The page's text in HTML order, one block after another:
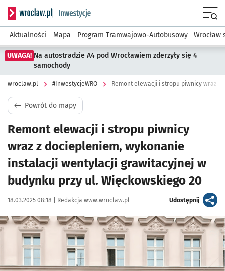
Serwis informacyjny wroclaw.pl podserwis:
Aktualności Mapa Program Tramwajowo-Autobusowy Wrocław
UWAGA! Na autostradzie A4 pod Wrocławiem zderzyły się 4
samochody
wroclaw.pl #InwestycjeWRO
Powrót do mapy
Remont elewacji i stropu piwnicy
wraz z dociepleniem, wykonanie
instalacji wentylacji grawitacyjnej w
budynku przy ul. Więckowskiego 20
Data publikacji:
18.03.2025 08:18 | Autor:
Redakcja www.wroclaw.pl Udostępnijartykuł
Kliknij, aby powiększyć